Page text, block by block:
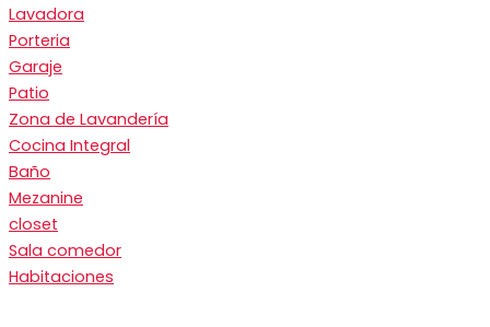
Lavadora
Porteria
Garaje
Patio
Zona de Lavandería
Cocina Integral
Baño
Mezanine
closet
Sala comedor
Habitaciones